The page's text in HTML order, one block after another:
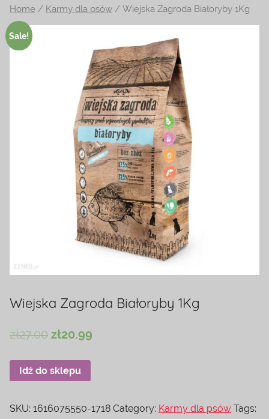
na
temat
terrarystyki
Home / Karmy dla psów / Wiejska Zagroda Białoryby 1Kg
Sale!
Wiejska Zagroda Białoryby 1Kg
zł27.00 zł20.99
Idź do sklepu
SKU: 1616075550-1718 Category: Karmy dla psów Tags: